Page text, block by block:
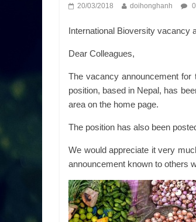
20/03/2018 doihonghanh
International Bioversity vacancy
Dear Colleagues,
The vacancy announcement for
position, based in Nepal, has
area on the home page.
The position has also been
We would appreciate it very
announcement known to others